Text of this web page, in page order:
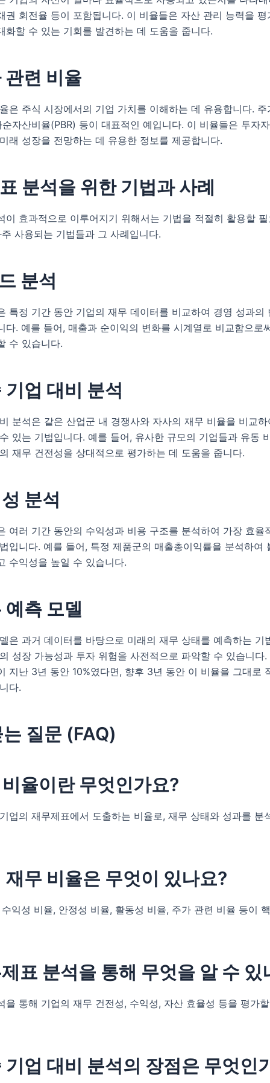
권 회전율 등이 포함됩니다. 이 비율들은 자산 관리 능력을 평
화할 수 있는 기회를 발견하는 데 도움을 줍니다.
관련 비율
은 주식 시장에서의 기업 가치를 이해하는 데 유용합니다. 주
자산비율(PBR) 등이 대표적인 예입니다. 이 비율들은 투자
래 성장을 전망하는 데 유용한 정보를 제공합니다.
분석을 위한 기법과 사례
이 효과적으로 이루어지기 위해서는 기법을 적절히 활용할
사용되는 기법들과 그 사례입니다.
분석
특정 기간 동안 기업의 재무 데이터를 비교하여 경영 성과의
다. 예를 들어, 매출과 순이익의 변화를 시계열로 비교함으로
수 있습니다.
업 대비 분석
분석은 같은 산업군 내 경쟁사와 자사의 재무 비율을 비교
있는 기법입니다. 예를 들어, 유사한 규모의 기업들과 유동
재무 건전성을 상대적으로 평가하는 데 도움을 줍니다.
분석
여러 기간 동안의 수익성과 비용 구조를 분석하여 가장 효율
입니다. 예를 들어, 특정 제품군의 매출총이익률을 분석하여
수익성을 높일 수 있습니다.
측 모델
은 과거 데이터를 바탕으로 미래의 재무 상태를 예측하는 기
성장 가능성과 투자 위험을 사전적으로 파악할 수 있습니다.
지난 3년 동안 10%였다면, 향후 3년 동안 이 비율을 그대로
다.
질문 (FAQ)
율이란 무엇인가요?
업의 재무제표에서 도출하는 비율로, 재무 상태와 성과를 분
재무 비율은 무엇이 있나요?
익성 비율, 안정성 비율, 활동성 비율, 주가 관련 비율 등이
표 분석을 통해 무엇을 알 수 있
을 통해 기업의 재무 건전성, 수익성, 자산 효율성 등을 평가
기업 대비 분석의 장점은 무엇인